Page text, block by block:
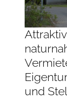
und